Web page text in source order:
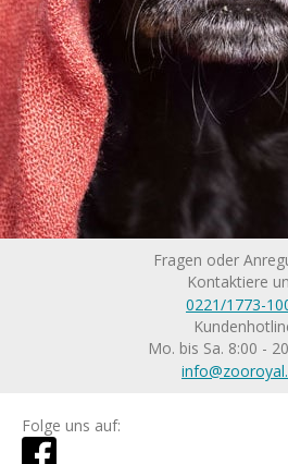
Fragen oder
Kontaktiere
0221/1773-
Mo. bis Sa. 8:00 -
Folge uns auf: